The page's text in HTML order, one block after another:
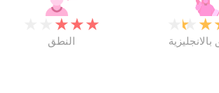
★
★
★
النطق
★
★